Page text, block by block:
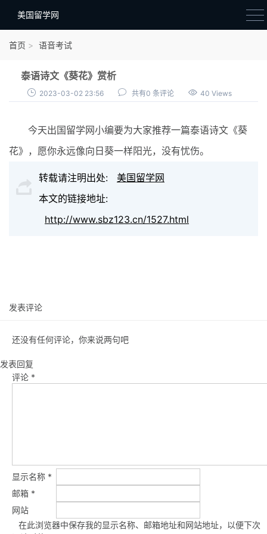
美国留学网
院校选择
材料准备
行前准备
首页 语音考试
泰语诗文《葵花》赏析
2023-03-02 23:56 共有0 条评论 40 Views
今天出国留学网小编要为大家推荐一篇泰语诗文《葵
花》，愿你永远像向日葵一样阳光，没有忧伤。
转载请注明出处:
美国留学网
本文的链接地址:
http://www.sbz123.cn/1527.html
发表评论
还没有任何评论，你来说两句吧
发表回复
评论 *
显示名称 *
邮箱 *
网站
在此浏览器中保存我的显示名称、邮箱地址和网站地址，以便下次